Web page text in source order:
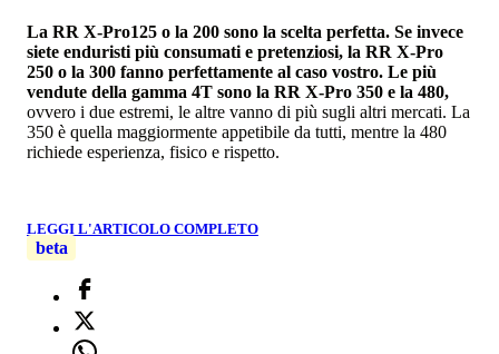
La RR X-Pro125 o la 200 sono la scelta perfetta. Se invece
siete enduristi più consumati e pretenziosi, la RR X-Pro
250 o la 300 fanno perfettamente al caso vostro. Le più
vendute della gamma 4T sono la RR X-Pro 350 e la 480,
ovvero i due estremi, le altre vanno di più sugli altri mercati. La
350 è quella maggiormente appetibile da tutti, mentre la 480
richiede esperienza, fisico e rispetto.
LEGGI L'ARTICOLO COMPLETO
beta